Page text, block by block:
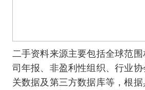
二手资料来源主要包括全球范
司年报、非盈利性组织、行业
关数据及第三方数据库等，根